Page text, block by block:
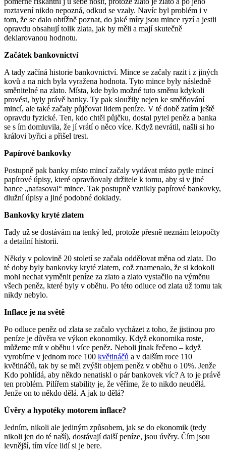
roztavení nikdo nepozná, odkud se vzaly. Navíc byl problém i v
tom, že se dalo obtížně poznat, do jaké míry jsou mince ryzí a jestli
opravdu obsahují tolik zlata, jak by měli a mají skutečně
deklarovanou hodnotu.
Začátek bankovnictví
A tady začíná historie bankovnictví. Mince se začaly razit i z jiných
kovů a na nich byla vyražena hodnota. Tyto mince byly následně
směnitelné na zlato. Místa, kde bylo možné tuto směnu kdykoli
provést, byly právě banky. Ty pak sloužily nejen ke směňování
mincí, ale také začaly půjčovat lidem peníze. V té době zatím ještě
opravdu fyzické. Ten, kdo chtěl půjčku, dostal pytel peněz a banka
se s ím domluvila, že jí vrátí o něco více. Když nevrátil, našli si ho
královi byřici a přišel trest.
Papírové bankovky
Postupně pak banky místo mincí začaly vydávat místo pytle mincí
papírové úpisy, které opravňovaly držitele k tomu, aby si v jiné
bance „nafasoval“ mince. Tak postupně vznikly papírové bankovky,
dlužní úpisy a jiné podobné doklady.
Bankovky kryté zlatem
Tady už se dostávám na tenký led, protože přesně neznám letopočty
a detailní historii.
Někdy v polovině 20 století se začala oddělovat měna od zlata. Do
té doby byly bankovky kryté zlatem, což znamenalo, že si kdokoli
mohl nechat vyměnit peníze za zlato a zlato vystačilo na výměnu
všech peněz, které byly v oběhu. Po této odluce od zlata už tomu tak
nikdy nebylo.
Inflace je na světě
Po odluce peněz od zlata se začalo vycházet z toho, že jistinou pro
peníze je důvěra ve výkon ekonomiky. Když ekonomika roste,
můžeme mít v oběhu i více peněz. Neboli jinak řečeno – když
vyrobíme v jednom roce 100 květináčů a v dalším roce 110
květináčů, tak by se měl zvýšit objem peněz v oběhu o 10%. Jenže
Kdo pohlídá, aby někdo nenatiskl o pár bankovek víc? A to je právě
ten problém. Pilířem stability je, že věříme, že to nikdo neudělá.
Jenže on to někdo dělá. A jak to dělá?
Úvěry a hypotéky motorem inflace?
Jedním, nikoli ale jediným způsobem, jak se do ekonomik (tedy
nikoli jen do té naší), dostávají další peníze, jsou úvěry. Čím jsou
levnější, tím více lidí si je bere.